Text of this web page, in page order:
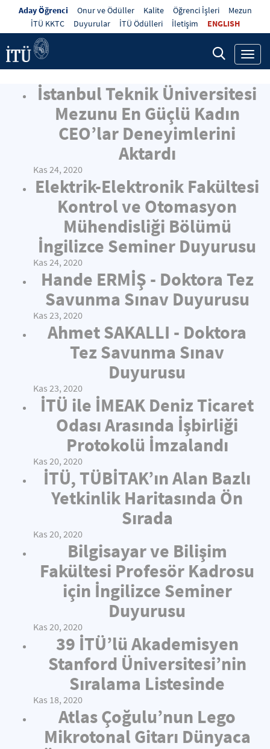
Aday Öğrenci Onur ve Ödüller Kalite Öğrenci İşleri
Mezun
İTÜ KKTC
Duyurular İTÜ Ödülleri İletişim ENGLISH
İstanbul Teknik Üniversitesi
Mezunu En Güçlü Kadın
CEO’lar Deneyimlerini
Aktardı
Kas 24, 2020
Elektrik-Elektronik Fakültesi
Kontrol ve Otomasyon
Mühendisliği Bölümü
İngilizce Seminer Duyurusu
Kas 24, 2020
Hande ERMİŞ - Doktora Tez
Savunma Sınav Duyurusu
Kas 23, 2020
Ahmet SAKALLI - Doktora
Tez Savunma Sınav
Duyurusu
Kas 23, 2020
İTÜ ile İMEAK Deniz Ticaret
Odası Arasında İşbirliği
Protokolü İmzalandı
Kas 20, 2020
İTÜ, TÜBİTAK’ın Alan Bazlı
Yetkinlik Haritasında Ön
Sırada
Kas 20, 2020
Bilgisayar ve Bilişim
Fakültesi Profesör Kadrosu
için İngilizce Seminer
Duyurusu
Kas 20, 2020
39 İTÜ’lü Akademisyen
Stanford Üniversitesi’nin
Sıralama Listesinde
Kas 18, 2020
Atlas Çoğulu’nun Lego
Mikrotonal Gitarı Dünyaca